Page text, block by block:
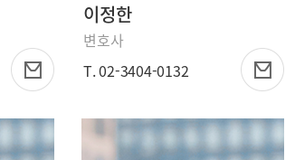
이정한
변호사
T. 02-3404-0132